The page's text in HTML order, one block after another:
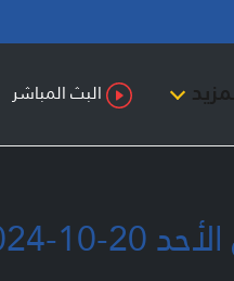
البث المباشر
2024